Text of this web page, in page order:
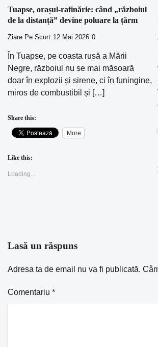
Tuapse, orașul-rafinărie: când „războiul
de la distanță” devine poluare la țărm
Ziare Pe Scurt 12 Mai 2026 0
În Tuapse, pe coasta rusă a Mării
Negre, războiul nu se mai măsoară
doar în explozii și sirene, ci în funingine,
miros de combustibil și […]
Share this:
More
Like this:
Loading...
Lasă un răspuns
Adresa ta de email nu va fi publicată.
Comentariu *